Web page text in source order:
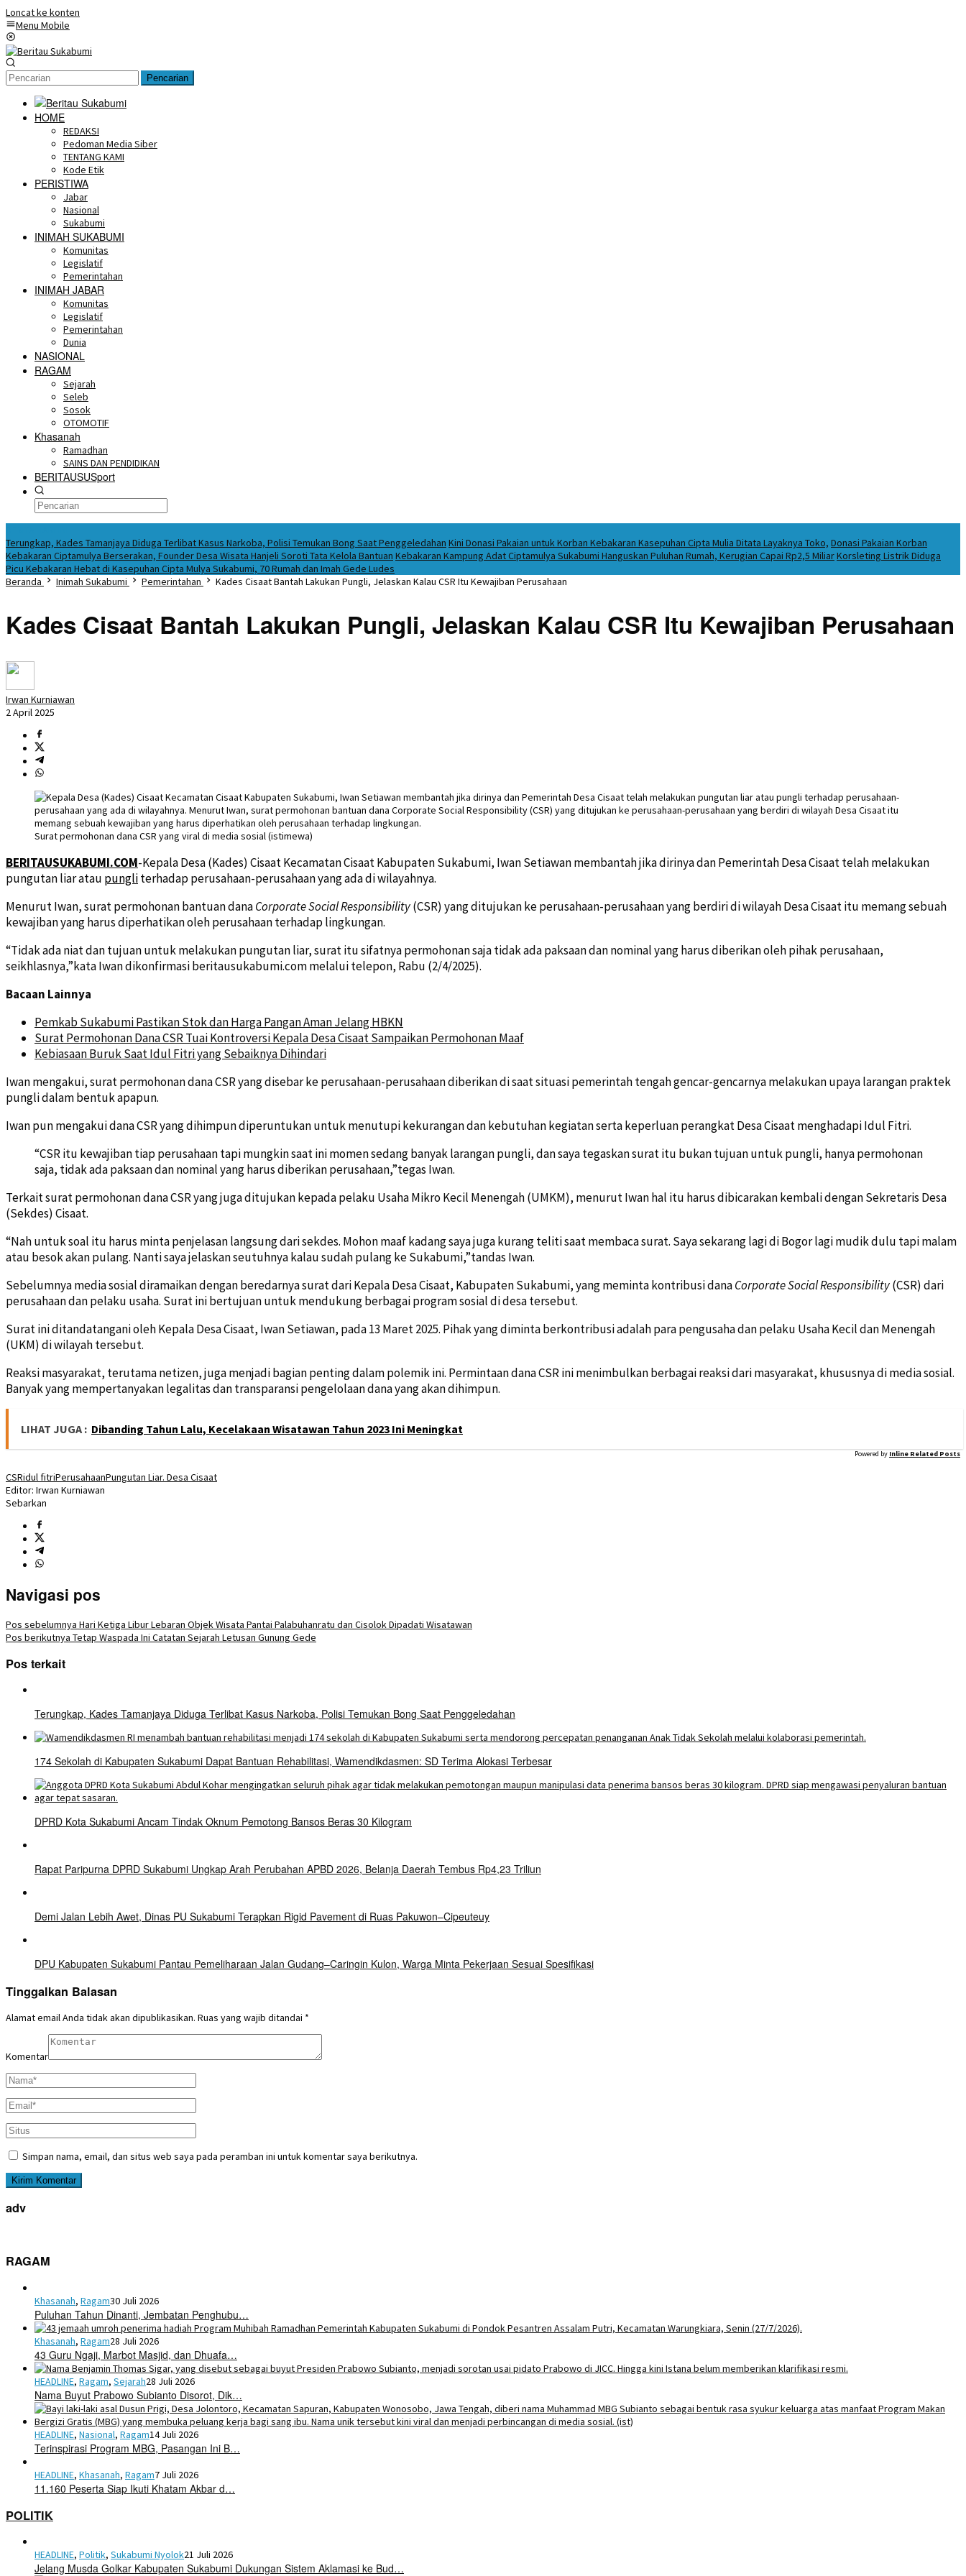
Loncat ke konten
Menu Mobile
Pencarian
HOME
REDAKSI
Pedoman Media Siber
TENTANG KAMI
Kode Etik
PERISTIWA
Jabar
Nasional
Sukabumi
INIMAH SUKABUMI
Komunitas
Legislatif
Pemerintahan
INIMAH JABAR
Komunitas
Legislatif
Pemerintahan
Dunia
NASIONAL
RAGAM
Sejarah
Seleb
Sosok
OTOMOTIF
Khasanah
Ramadhan
SAINS DAN PENDIDIKAN
BERITAUSUSport
Terungkap, Kades Tamanjaya Diduga Terlibat Kasus Narkoba, Polisi Temukan Bong Saat Penggeledahan Kini Donasi Pakaian untuk Korban Kebakaran Kasepuhan Cipta Mulia Ditata Layaknya Toko, Donasi Pakaian Korban
Kebakaran Ciptamulya Berserakan, Founder Desa Wisata Hanjeli Soroti Tata Kelola Bantuan Kebakaran Kampung Adat Ciptamulya Sukabumi Hanguskan Puluhan Rumah, Kerugian Capai Rp2,5 MiliarKorsleting Listrik Diduga
Picu Kebakaran Hebat di Kasepuhan Cipta Mulya Sukabumi, 70 Rumah dan Imah Gede Ludes
Beranda
Inimah Sukabumi Pemerintahan Kades Cisaat Bantah Lakukan Pungli, Jelaskan Kalau CSR Itu Kewajiban Perusahaan
Kades Cisaat Bantah Lakukan Pungli, Jelaskan Kalau CSR Itu Kewajiban Perusahaan
Irwan Kurniawan
2 April 2025
Surat permohonan dana CSR yang viral di media sosial (istimewa)
BERITAUSUKABUMI.COM-Kepala Desa (Kades) Cisaat Kecamatan Cisaat Kabupaten Sukabumi, Iwan Setiawan membantah jika dirinya dan Pemerintah Desa Cisaat telah melakukan
pungutan liar atau pungliterhadap perusahaan-perusahaan yang ada di wilayahnya.
Menurut Iwan, surat permohonan bantuan danaCorporate Social Responsibility(CSR) yang ditujukan ke perusahaan-perusahaan yang berdiri di wilayah Desa Cisaat itu memang sebuah
kewajiban yang harus diperhatikan oleh perusahaan terhadap lingkungan.
“Tidak ada niat dan tujuan untuk melakukan pungutan liar, surat itu sifatnya permohonan saja tidak ada paksaan dan nominal yang harus diberikan oleh pihak perusahaan,
seikhlasnya,”kata Iwan dikonfirmasi beritausukabumi.com melalui telepon, Rabu (2/4/2025).
Bacaan Lainnya
Pemkab Sukabumi Pastikan Stok dan Harga Pangan Aman Jelang HBKN
Surat Permohonan Dana CSR Tuai Kontroversi Kepala Desa Cisaat Sampaikan Permohonan Maaf
Kebiasaan Buruk Saat Idul Fitri yang Sebaiknya Dihindari
Iwan mengakui, surat permohonan dana CSR yang disebar ke perusahaan-perusahaan diberikan di saat situasi pemerintah tengah gencar-gencarnya melakukan upaya larangan praktek
pungli dalam bentuk apapun.
Iwan pun mengakui dana CSR yang dihimpun diperuntukan untuk menutupi kekurangan dan kebutuhan kegiatan serta keperluan perangkat Desa Cisaat menghadapi Idul Fitri.
“CSR itu kewajiban tiap perusahaan tapi mungkin saat ini momen sedang banyak larangan pungli, dan saya tegaskan surat itu bukan tujuan untuk pungli, hanya permohonan
saja, tidak ada paksaan dan nominal yang harus diberikan perusahaan,”tegas Iwan.
Terkait surat permohonan dana CSR yang juga ditujukan kepada pelaku Usaha Mikro Kecil Menengah (UMKM), menurut Iwan hal itu harus dibicarakan kembali dengan Sekretaris Desa
(Sekdes) Cisaat.
“Nah untuk soal itu harus minta penjelasan langsung dari sekdes. Mohon maaf kadang saya juga kurang teliti saat membaca surat. Saya sekarang lagi di Bogor lagi mudik dulu tapi malam
atau besok akan pulang. Nanti saya jelaskan seutuhnya kalau sudah pulang ke Sukabumi,”tandas Iwan.
Sebelumnya media sosial diramaikan dengan beredarnya surat dari Kepala Desa Cisaat, Kabupaten Sukabumi, yang meminta kontribusi danaCorporate Social Responsibility(CSR) dari
perusahaan dan pelaku usaha. Surat ini bertujuan untuk mendukung berbagai program sosial di desa tersebut.
Surat ini ditandatangani oleh Kepala Desa Cisaat, Iwan Setiawan, pada 13 Maret 2025. Pihak yang diminta berkontribusi adalah para pengusaha dan pelaku Usaha Kecil dan Menengah
(UKM) di wilayah tersebut.
Reaksi masyarakat, terutama netizen, juga menjadi bagian penting dalam polemik ini. Permintaan dana CSR ini menimbulkan berbagai reaksi dari masyarakat, khususnya di media sosial.
Banyak yang mempertanyakan legalitas dan transparansi pengelolaan dana yang akan dihimpun.
LIHAT JUGA : Dibanding Tahun Lalu, Kecelakaan Wisatawan Tahun 2023 Ini Meningkat
Powered by Inline Related Posts
CSRidul fitriPerusahaanPungutan Liar. Desa Cisaat
Editor: Irwan Kurniawan
Sebarkan
Navigasi pos
Pos sebelumnya Hari Ketiga Libur Lebaran Objek Wisata Pantai Palabuhanratu dan Cisolok Dipadati Wisatawan
Pos berikutnya Tetap Waspada Ini Catatan Sejarah Letusan Gunung Gede
Pos terkait
Terungkap, Kades Tamanjaya Diduga Terlibat Kasus Narkoba, Polisi Temukan Bong Saat Penggeledahan
174 Sekolah di Kabupaten Sukabumi Dapat Bantuan Rehabilitasi, Wamendikdasmen: SD Terima Alokasi Terbesar
DPRD Kota Sukabumi Ancam Tindak Oknum Pemotong Bansos Beras 30 Kilogram
Rapat Paripurna DPRD Sukabumi Ungkap Arah Perubahan APBD 2026, Belanja Daerah Tembus Rp4,23 Triliun
Demi Jalan Lebih Awet, Dinas PU Sukabumi Terapkan Rigid Pavement di Ruas Pakuwon–Cipeuteuy
DPU Kabupaten Sukabumi Pantau Pemeliharaan Jalan Gudang–Caringin Kulon, Warga Minta Pekerjaan Sesuai Spesifikasi
Tinggalkan Balasan
Alamat email Anda tidak akan dipublikasikan. Ruas yang wajib ditandai *
Komentar
Simpan nama, email, dan situs web saya pada peramban ini untuk komentar saya berikutnya.
adv
RAGAM
Khasanah, Ragam30 Juli 2026
Puluhan Tahun Dinanti, Jembatan Penghubu…
Khasanah, Ragam28 Juli 2026
43 Guru Ngaji, Marbot Masjid, dan Dhuafa…
HEADLINE, Ragam, Sejarah28 Juli 2026
Nama Buyut Prabowo Subianto Disorot, Dik…
HEADLINE, Nasional, Ragam14 Juli 2026
Terinspirasi Program MBG, Pasangan Ini B…
HEADLINE, Khasanah, Ragam7 Juli 2026
11.160 Peserta Siap Ikuti Khatam Akbar d…
POLITIK
HEADLINE, Politik, Sukabumi Nyolok21 Juli 2026
Jelang Musda Golkar Kabupaten Sukabumi Dukungan Sistem Aklamasi ke Bud…